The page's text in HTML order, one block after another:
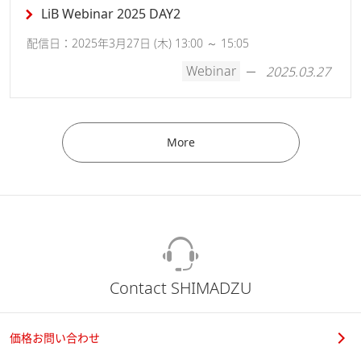
LiB Webinar 2025 DAY2
配信日：2025年3月27日 (木) 13:00 ～ 15:05
Webinar 2025.03.27
More
Contact SHIMADZU
価格お問い合わせ